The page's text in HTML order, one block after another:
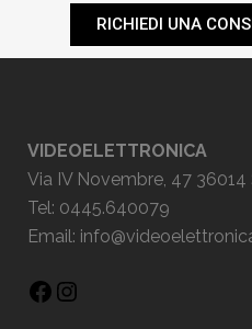
RICHIEDI UNA
VIDEOELETTRONICA
Via IV Novembre, 47 36014
Tel: 0445.640079
Email: